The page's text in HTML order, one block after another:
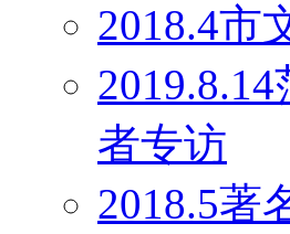
2018.4市
者专访
2018.5著